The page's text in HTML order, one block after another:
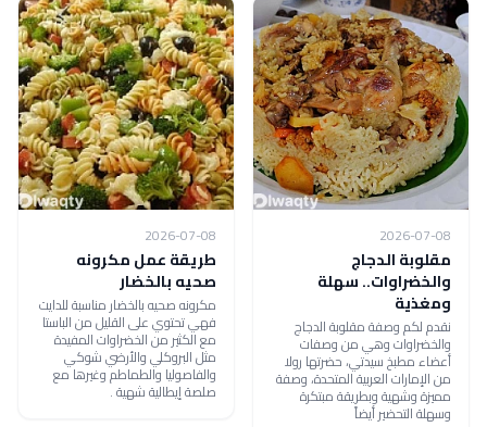
2026-07-08
مقلوبة الدجاج
والخضراوات.. سهلة
ومغذية
نقدم لكم وصفة مقلوبة الدجاج
والخضراوات وهي من وصفات
أعضاء مطبخ سيدتي، حضرتها رولا
من الإمارات العربية المتحدة، وصفة
مميزة وشهية وبطريقة مبتكرة
وسهلة التحضير أيضاً
2026-07-08
طريقة عمل مكرونه
صحيه بالخضار
مكرونه صحيه بالخضار مناسبة للدايت
فهي تحتوي على القليل من الباستا
مع الكثير من الخضراوات المفيدة
مثل البروكلي والأرضي شوكي
والفاصوليا والطماطم وغيرها مع
صلصة إيطالية شهية .